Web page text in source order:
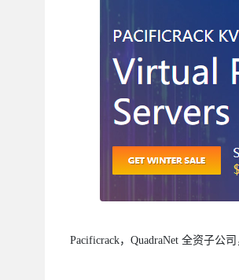
Pacificrack，QuadraNet 全资子公